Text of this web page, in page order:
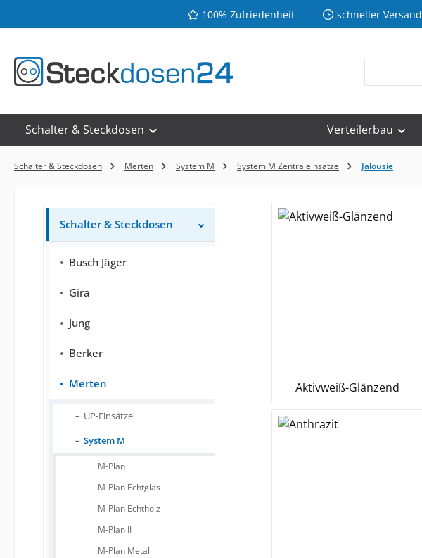
100% Zufriedenheit schneller Versand
Schalter & Steckdosen Verteilerbau
Schalter & Steckdosen Merten System M System M Zentraleinsätze Jalousie
Schalter & Steckdosen
Busch Jäger
Gira
Jung
Berker
Merten
UP-Einsätze
System M
M-Plan
M-Plan Echtglas
M-Plan Echtholz
M-Plan II
M-Plan Metall
Aktivweiß-Glänzend